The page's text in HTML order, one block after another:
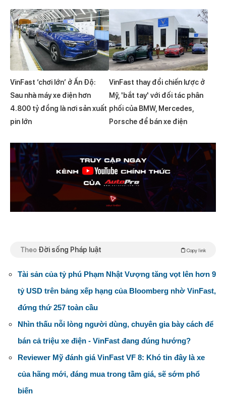
VinFast ‘chơi lớn’ ở Ấn Độ:
Sau nhà máy xe điện hơn
4.800 tỷ đồng là nơi sản xuất
pin lớn
VinFast thay đổi chiến lược ở
Mỹ, 'bắt tay' với đối tác phân
phối của BMW, Mercedes,
Porsche để bán xe điện
Theo Đời sống Pháp luật Copy link
Tài sản của tỷ phú Phạm Nhật Vượng tăng vọt lên hơn 9
tỷ USD trên bảng xếp hạng của Bloomberg nhờ VinFast,
đứng thứ 257 toàn cầu
Nhìn thấu nỗi lòng người dùng, chuyên gia bày cách để
bán cả triệu xe điện - VinFast đang đúng hướng?
Reviewer Mỹ đánh giá VinFast VF 8: Khó tin đây là xe
của hãng mới, đáng mua trong tầm giá, sẽ sớm phổ
biến